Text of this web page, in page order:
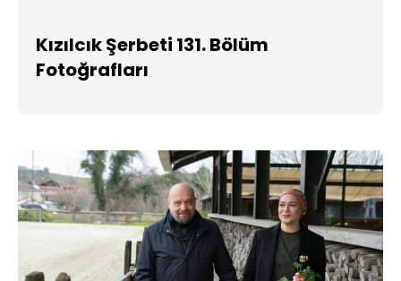
Kızılcık Şerbeti 131. Bölüm
Fotoğrafları